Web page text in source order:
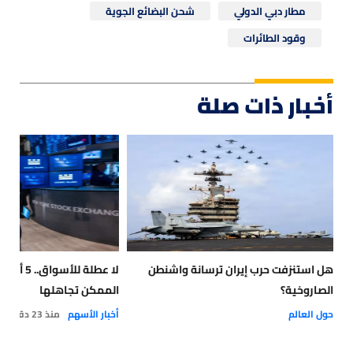
مطار دبي الدولي
شحن البضائع الجوية
وقود الطائرات
أخبار ذات صلة
هل استنزفت حرب إيران ترسانة واشنطن
الصاروخية؟
حول العالم
لا
الممكن تجاهلها
أخبار الأسهم منذ 23 دقيقة